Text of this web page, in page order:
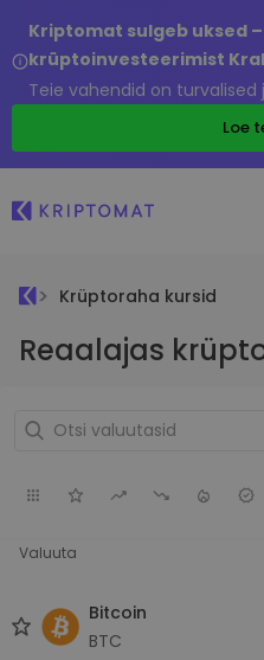
Kriptomat sulgeb uksed
krüptoinvesteerimist
Teie vahendid on
Loe
Krüptoraha kursid
Reaalajas
Valuuta
Bitcoin
BTC